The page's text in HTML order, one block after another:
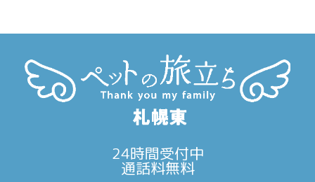
24時間受付中
通話料無料